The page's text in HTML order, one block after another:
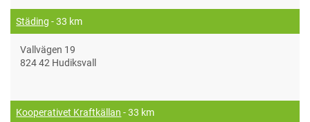
Städing - 33 km
Vallvägen 19
824 42 Hudiksvall
Kooperativet Kraftkällan - 33 km